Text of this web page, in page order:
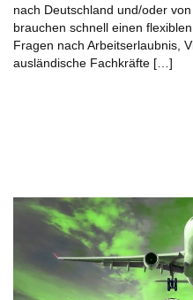
nach Deutschland und/oder
brauchen schnell einen
Fragen nach Arbeitserlaubnis,
ausländische Fachkräfte […]